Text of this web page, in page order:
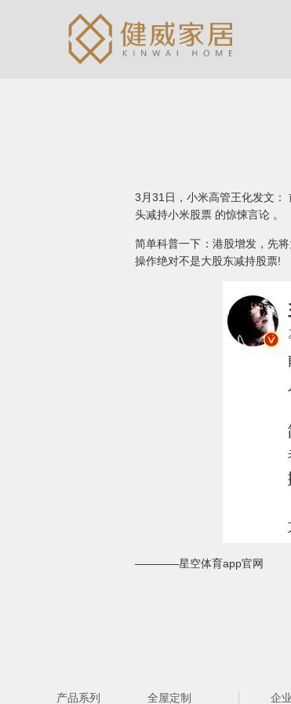
3月31日，小米高管王化发文：
头减持小米股票 的惊悚言论 。
简单科普一下：港股增发，先
操作绝对不是大股东减持股票!
————星空体育app官网
产品系列 全屋定制 企